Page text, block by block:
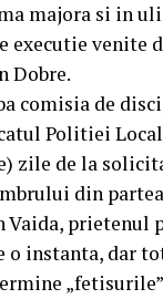
majora si in
executie venite
Dobre.
comisia de
Politiei
zile de la
din
prietenul
o instanta, dar